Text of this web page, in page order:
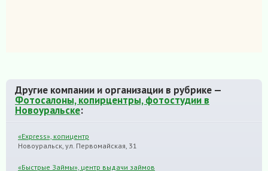
Другие компании и организации в рубрике —
Фотосалоны, копирцентры, фотостудии в
Новоуральске:
«Express», копицентр
Новоуральск, ул. Первомайская, 31
«Быстрые Займы», центр выдачи займов